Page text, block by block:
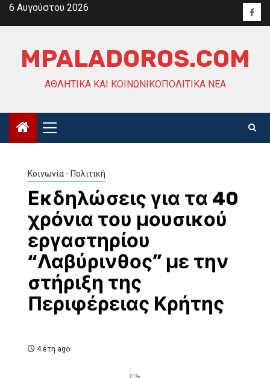
Skip6 Αυγούστου 2026
MPALADOROS.COM
ΑΘΛΗΤΙΚΆ ΚΑΙ ΚΟΙΝΩΝΙΚΟΠΟΛΙΤΙΚΆ ΝΈΑ
Primary
Menu
Κοινωνία - Πολιτική
Εκδηλώσεις για τα 40
χρόνια του μουσικού
εργαστηρίου
“Λαβύρινθος” με την
στήριξη της
Περιφέρειας Κρήτης
4 έτη ago